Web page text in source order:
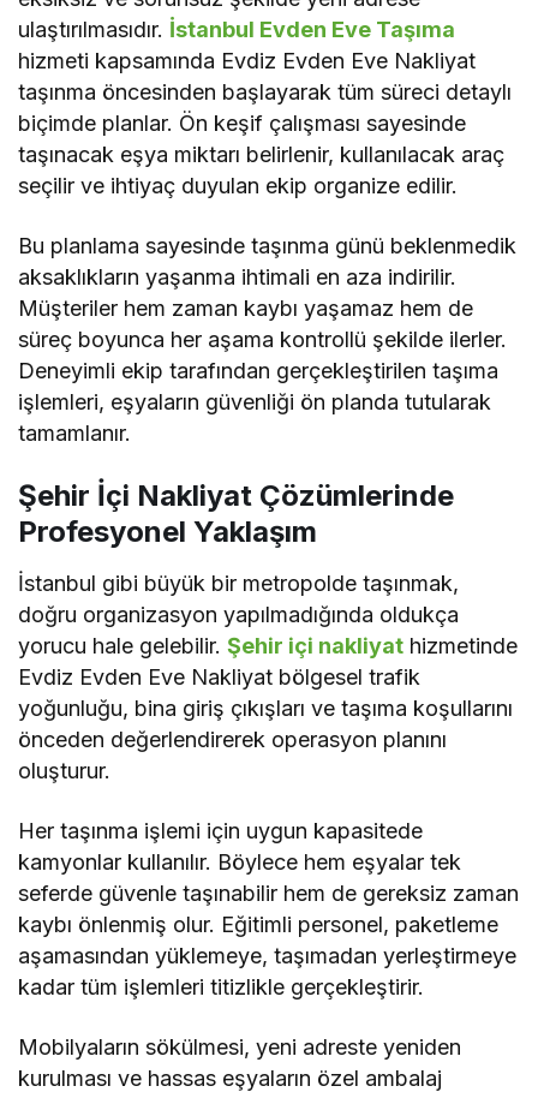
ulaştırılmasıdır. İstanbul Evden Eve Taşıma
hizmeti kapsamında Evdiz Evden Eve Nakliyat
taşınma öncesinden başlayarak tüm süreci detaylı
biçimde planlar. Ön keşif çalışması sayesinde
taşınacak eşya miktarı belirlenir, kullanılacak araç
seçilir ve ihtiyaç duyulan ekip organize edilir.
Bu planlama sayesinde taşınma günü beklenmedik
aksaklıkların yaşanma ihtimali en aza indirilir.
Müşteriler hem zaman kaybı yaşamaz hem de
süreç boyunca her aşama kontrollü şekilde ilerler.
Deneyimli ekip tarafından gerçekleştirilen taşıma
işlemleri, eşyaların güvenliği ön planda tutularak
tamamlanır.
Şehir İçi Nakliyat Çözümlerinde
Profesyonel Yaklaşım
İstanbul gibi büyük bir metropolde taşınmak,
doğru organizasyon yapılmadığında oldukça
yorucu hale gelebilir.Şehir içi nakliyat hizmetinde
Evdiz Evden Eve Nakliyat bölgesel trafik
yoğunluğu, bina giriş çıkışları ve taşıma koşullarını
önceden değerlendirerek operasyon planını
oluşturur.
Her taşınma işlemi için uygun kapasitede
kamyonlar kullanılır. Böylece hem eşyalar tek
seferde güvenle taşınabilir hem de gereksiz zaman
kaybı önlenmiş olur. Eğitimli personel, paketleme
aşamasından yüklemeye, taşımadan yerleştirmeye
kadar tüm işlemleri titizlikle gerçekleştirir.
Mobilyaların sökülmesi, yeni adreste yeniden
kurulması ve hassas eşyaların özel ambalaj